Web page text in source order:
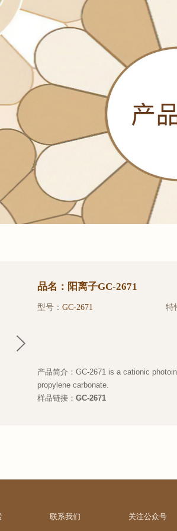
品名：阳离子GC-2671
型号： GC-2671 特
产品简介：GC-2671 is a cationic
propylene carbonate.
样品链接： GC-2671
联系我们 关注公众号